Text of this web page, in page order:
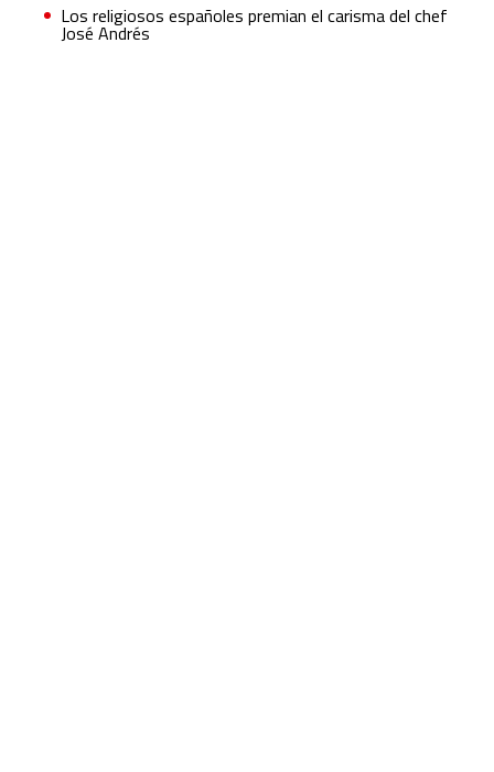
Los religiosos españoles premian el carisma del chef
José Andrés